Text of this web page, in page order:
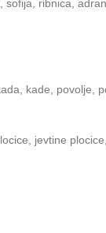
ribnica,
kade, povolje,
jevtine